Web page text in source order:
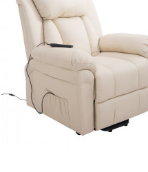
Comparer